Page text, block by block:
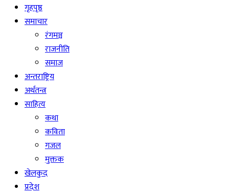
गृहपृष्ठ
समाचार
रंगमञ्च
राजनीति
समाज
अन्तराष्ट्रिय
अर्थतन्त्र
साहित्य
कथा
कविता
गजल
मुक्तक
खेलकुद
प्रदेश